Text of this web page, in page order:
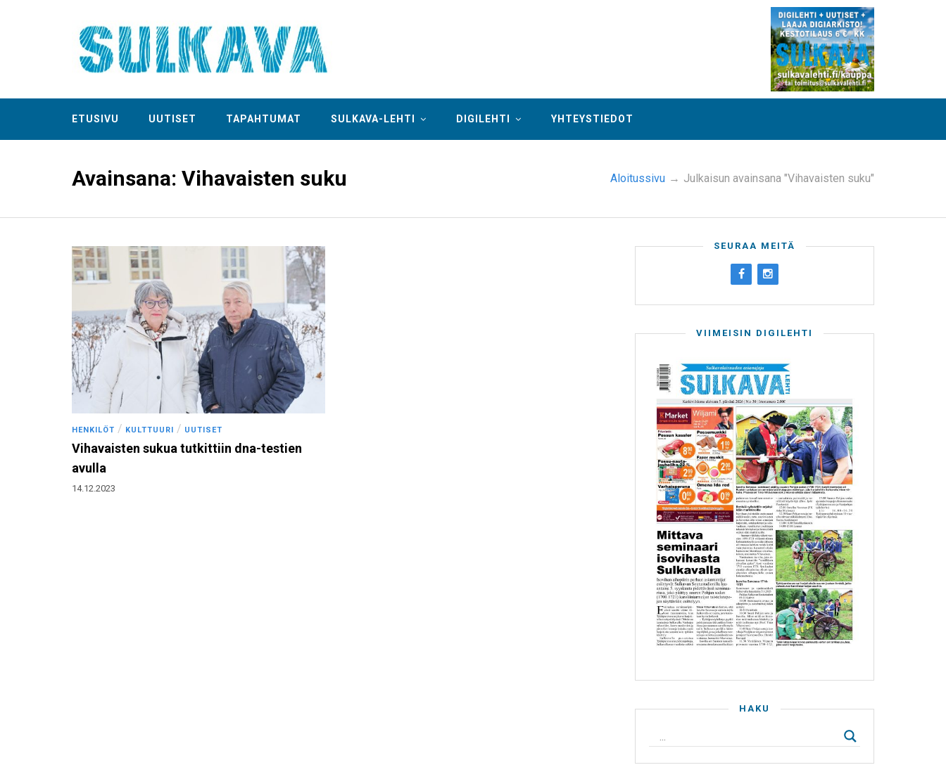
ETUSIVU UUTISET TAPAHTUMAT SULKAVA-LEHTI DIGILEHTI YHTEYSTIEDOT
Avainsana: Vihavaisten suku Aloitussivu → Julkaisun avainsana "Vihavaisten suku"
HENKILÖT / KULTTUURI / UUTISET
Vihavaisten sukua tutkittiin dna-testien
avulla
14.12.2023
SEURAA MEITÄ
VIIMEISIN DIGILEHTI
HAKU